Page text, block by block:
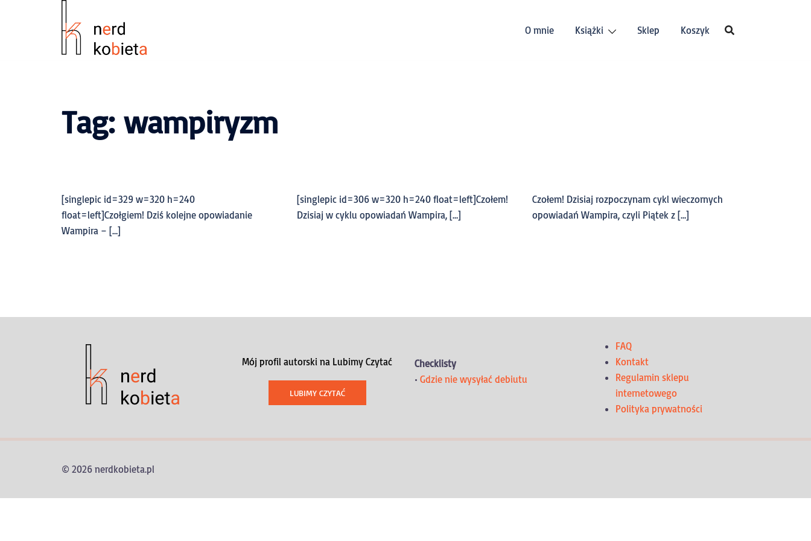
O mnie Książki Sklep Koszyk
Tag: wampiryzm
[singlepic id=329 w=320 h=240
float=left]Czołgiem! Dziś kolejne opowiadanie
Wampira – […]
[singlepic id=306 w=320 h=240 float=left]Czołem!
Dzisiaj w cyklu opowiadań Wampira, […]
Czołem! Dzisiaj rozpoczynam cykl wieczornych
opowiadań Wampira, czyli Piątek z […]
Mój profil autorski na Lubimy Czytać
LUBIMY CZYTAĆ
Checklisty
• Gdzie nie wysyłać debiutu
FAQ
Kontakt
Regulamin sklepu
internetowego
Polityka prywatności
© 2026 nerdkobieta.pl